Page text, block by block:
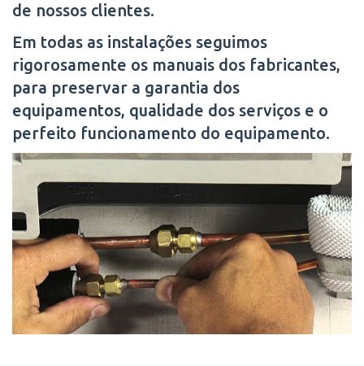
de nossos clientes.
Em todas as instalações seguimos
rigorosamente os manuais dos fabricantes,
para preservar a garantia dos
equipamentos, qualidade dos serviços e o
perfeito funcionamento do equipamento.